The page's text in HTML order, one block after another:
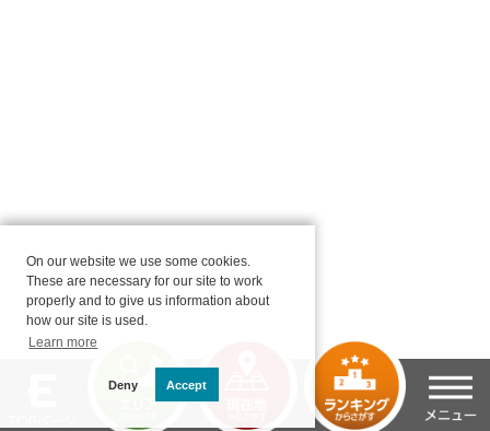
On our website we use some cookies.
These are necessary for our site to work
properly and to give us information about
how our site is used.
Learn more
Deny Accept